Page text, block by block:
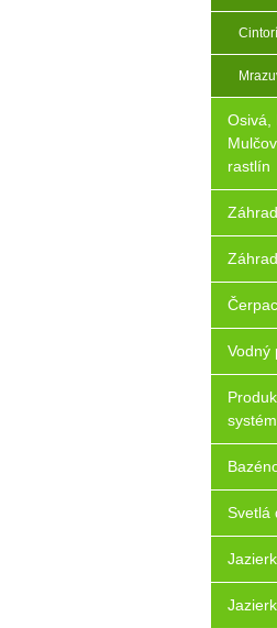
Osivá,
rastlín
Vodný
Svetlá